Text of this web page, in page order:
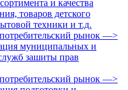
и качества
товаров детского
техники и т.д.
рынок —>
муниципальных и
зашиты прав
рынок —>